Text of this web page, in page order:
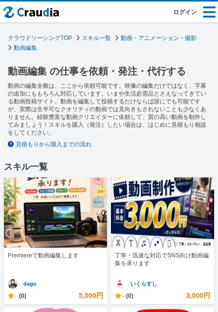
ログイン
クラウドソーシングTOP スキル一覧
動画・アニメーション・撮影
動画編集
動画編集 の仕事を依頼・発注・代行する
動画の編集全般は、ここから依頼可能です。映像の編集だけではなく、字幕
の追加にももちろん対応しています。いまや生活必需品とさえなってきてい
る動画投稿サイト。動画を編集して投稿するだけならば誰にでも可能です
が、実際は生半可なクオリティの動画では見向きもされないことも少なくあ
りません。経験豊富な動画クリエイターに依頼して、質の高い動画を制作し
てみましょう！スキルを購入（発注）したい場合は、はじめに見積もり相談
をしてください。
見積もりから購入までの流れ
スキル一覧
Premiereで動画編集します
dago
- (0) 5,000円
丁寧・迅速な対応でSNS向け動画編
集を承ります
いくらすし
- (0) 3,000円